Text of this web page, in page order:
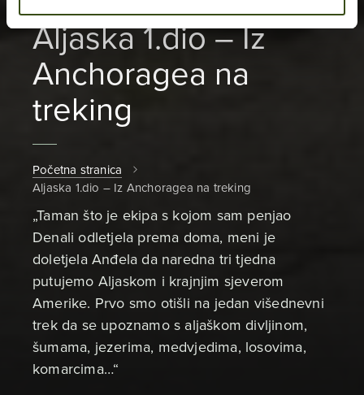
Aljaska 1.dio – Iz
Anchoragea na
treking
Početna stranica
Aljaska 1.dio – Iz Anchoragea na treking
„Taman što je ekipa s kojom sam penjao
Denali odletjela prema doma, meni je
doletjela Anđela da naredna tri tjedna
putujemo Aljaskom i krajnjim sjeverom
Amerike. Prvo smo otišli na jedan višednevni
trek da se upoznamo s aljaškom divljinom,
šumama, jezerima, medvjedima, losovima,
komarcima…“